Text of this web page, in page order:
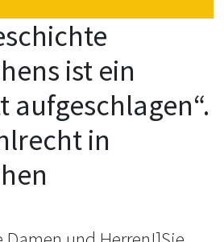
ist ein
aufgeschlagen“.
in